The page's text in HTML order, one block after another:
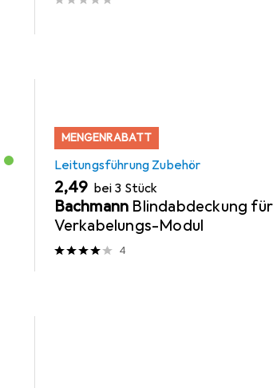
MENGENRABATT
Leitungsführung Zubehör
EUR
2,49 bei 3 Stück
Bachmann Blindabdeckung für
Verkabelungs-Modul
4